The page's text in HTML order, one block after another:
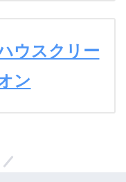
ウスクリー
ン